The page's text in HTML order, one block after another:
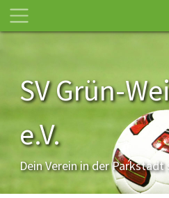
SV Grün-
e.V.
Dein Verein in der Parkstadt